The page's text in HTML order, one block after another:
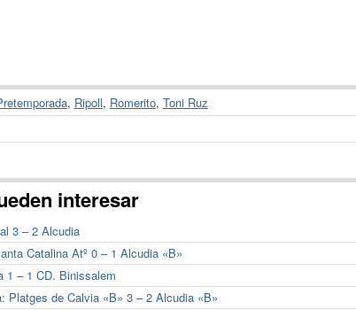
, Ripoll, Romerito, Toni Ruz
interesar
3 – 2 Alcudia
Catalina Atº 0 – 1 Alcudia «B»
1 – 1 CD. Binissalem
Platges de Calvia «B» 3 – 2 Alcudia «B»